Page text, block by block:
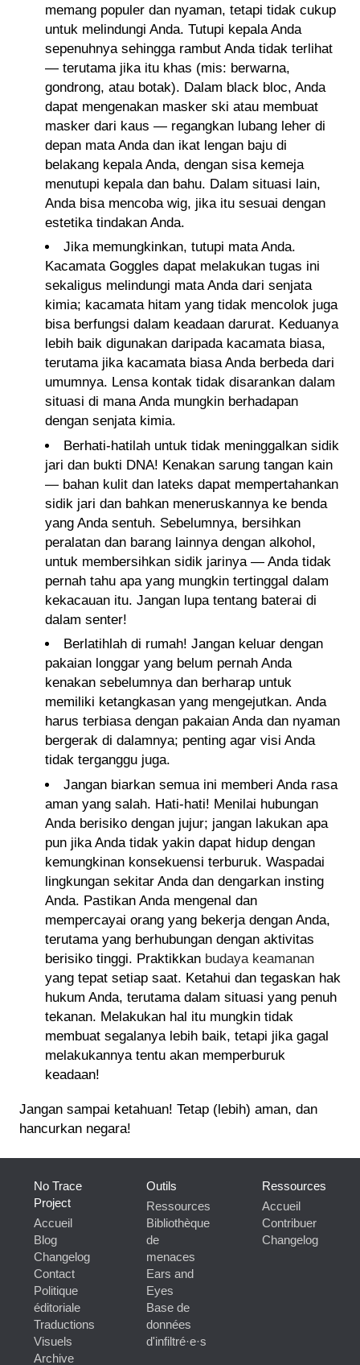
memang populer dan nyaman, tetapi tidak cukup
untuk melindungi Anda. Tutupi kepala Anda
sepenuhnya sehingga rambut Anda tidak terlihat
— terutama jika itu khas (mis: berwarna,
gondrong, atau botak). Dalam black bloc, Anda
dapat mengenakan masker ski atau membuat
masker dari kaus — regangkan lubang leher di
depan mata Anda dan ikat lengan baju di
belakang kepala Anda, dengan sisa kemeja
menutupi kepala dan bahu. Dalam situasi lain,
Anda bisa mencoba wig, jika itu sesuai dengan
estetika tindakan Anda.
Jika memungkinkan, tutupi mata Anda.
Kacamata Goggles dapat melakukan tugas ini
sekaligus melindungi mata Anda dari senjata
kimia; kacamata hitam yang tidak mencolok juga
bisa berfungsi dalam keadaan darurat. Keduanya
lebih baik digunakan daripada kacamata biasa,
terutama jika kacamata biasa Anda berbeda dari
umumnya. Lensa kontak tidak disarankan dalam
situasi di mana Anda mungkin berhadapan
dengan senjata kimia.
Berhati-hatilah untuk tidak meninggalkan sidik
jari dan bukti DNA! Kenakan sarung tangan kain
— bahan kulit dan lateks dapat mempertahankan
sidik jari dan bahkan meneruskannya ke benda
yang Anda sentuh. Sebelumnya, bersihkan
peralatan dan barang lainnya dengan alkohol,
untuk membersihkan sidik jarinya — Anda tidak
pernah tahu apa yang mungkin tertinggal dalam
kekacauan itu. Jangan lupa tentang baterai di
dalam senter!
Berlatihlah di rumah! Jangan keluar dengan
pakaian longgar yang belum pernah Anda
kenakan sebelumnya dan berharap untuk
memiliki ketangkasan yang mengejutkan. Anda
harus terbiasa dengan pakaian Anda dan nyaman
bergerak di dalamnya; penting agar visi Anda
tidak terganggu juga.
Jangan biarkan semua ini memberi Anda rasa
aman yang salah. Hati-hati! Menilai hubungan
Anda berisiko dengan jujur; jangan lakukan apa
pun jika Anda tidak yakin dapat hidup dengan
kemungkinan konsekuensi terburuk. Waspadai
lingkungan sekitar Anda dan dengarkan insting
Anda. Pastikan Anda mengenal dan
mempercayai orang yang bekerja dengan Anda,
terutama yang berhubungan dengan aktivitas
berisiko tinggi. Praktikkan budaya keamanan
yang tepat setiap saat. Ketahui dan tegaskan hak
hukum Anda, terutama dalam situasi yang penuh
tekanan. Melakukan hal itu mungkin tidak
membuat segalanya lebih baik, tetapi jika gagal
melakukannya tentu akan memperburuk
keadaan!
Jangan sampai ketahuan! Tetap (lebih) aman, dan
hancurkan negara!
No Trace
Project
Accueil
Blog
Changelog
Contact
Politique
éditoriale
Traductions
Visuels
Archive
Outils
Ressources
Bibliothèque
de
menaces
Ears and
Eyes
Base de
données
d'infiltré·e·s
Ressources
Accueil
Contribuer
Changelog